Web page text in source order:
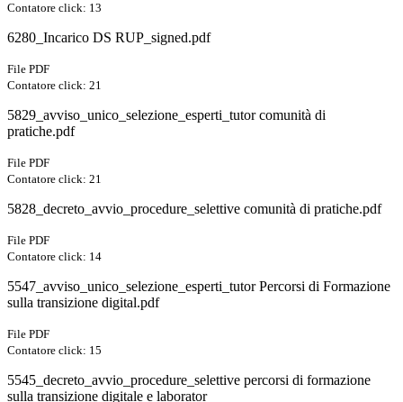
Contatore click: 13
6280_Incarico DS RUP_signed.pdf
File PDF
Contatore click: 21
5829_avviso_unico_selezione_esperti_tutor comunità di
pratiche.pdf
File PDF
Contatore click: 21
5828_decreto_avvio_procedure_selettive comunità di pratiche.pdf
File PDF
Contatore click: 14
5547_avviso_unico_selezione_esperti_tutor Percorsi di Formazione
sulla transizione digital.pdf
File PDF
Contatore click: 15
5545_decreto_avvio_procedure_selettive percorsi di formazione
sulla transizione digitale e laborator